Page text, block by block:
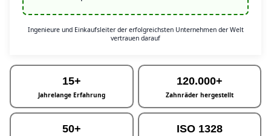
Ingenieure und Einkaufsleiter der erfolgreichsten Unternehmen der Welt
vertrauen darauf
15+
Jahrelange Erfahrung
120.000+
Zahnräder hergestellt
50+ ISO 1328